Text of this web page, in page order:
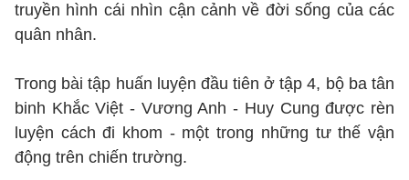
truyền hình cái nhìn cận cảnh về đời sống của các
quân nhân.
Trong bài tập huấn luyện đầu tiên ở tập 4, bộ ba tân
binh Khắc Việt - Vương Anh - Huy Cung được rèn
luyện cách đi khom - một trong những tư thế vận
động trên chiến trường.